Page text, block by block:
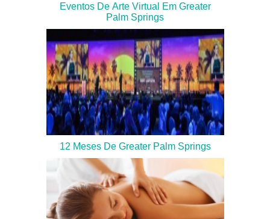
Eventos De Arte Virtual Em Greater
Palm Springs
12 Meses De Greater Palm Springs